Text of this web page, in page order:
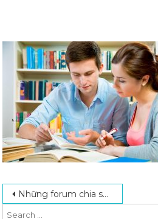
Post navigation
Những forum chia sẻ kinh nghiệm học anh văn nổi tiếng